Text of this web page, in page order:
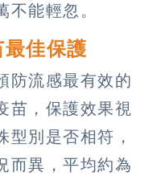
能輕忽。
佳保護
防流感最有效的
苗，保護效果視
型別是否相符，
而異，平均約為